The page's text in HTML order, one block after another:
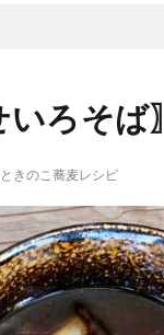
ろそば〗
きのこ蕎麦レシピ